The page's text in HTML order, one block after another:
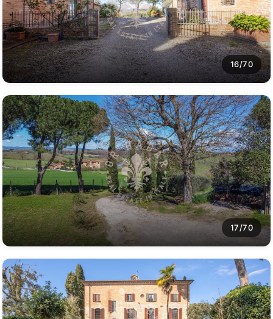
16/70
17/70